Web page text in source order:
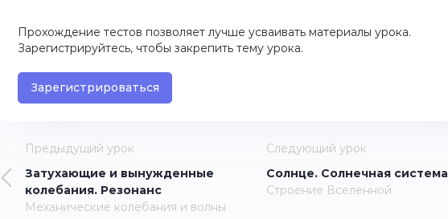
Прохождение тестов позволяет лучше усваивать материалы урока.
Зарегистрируйтесь, чтобы закрепить тему урока.
Зарегистрироваться
Предыдущий урок
Затухающие и вынужденные
колебания. Резонанс
Механические колебания и волны
Следующий урок
Солнце. Солнечная система
Строение Вселенной